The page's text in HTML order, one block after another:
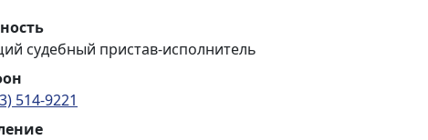
судебный пристав-исполнитель
514-9221